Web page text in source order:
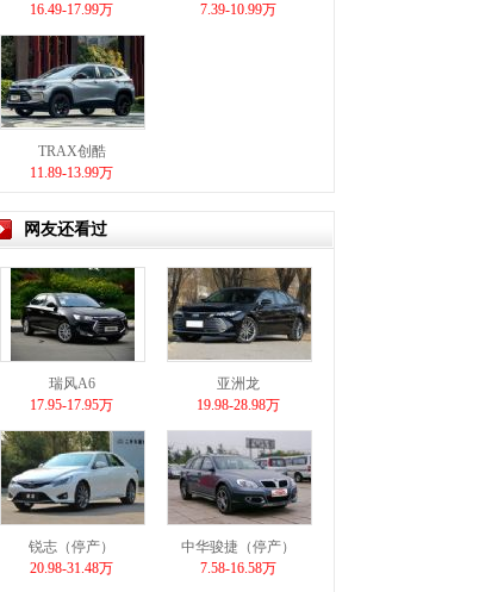
16.49-17.99万
7.39-10.99万
TRAX创酷
11.89-13.99万
网友还看过
瑞风A6
17.95-17.95万
亚洲龙
19.98-28.98万
锐志（停产）
20.98-31.48万
中华骏捷（停产）
7.58-16.58万